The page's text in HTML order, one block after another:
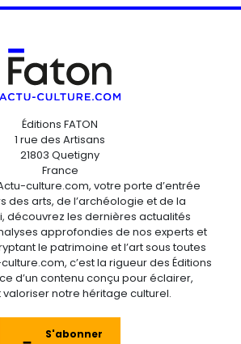
Éditions FATON
1 rue des Artisans
21803 Quetigny
France
culture.com, votre porte d’entrée
des arts, de l’archéologie et de la
découvrez les dernières actualités
approfondies de nos experts et
le patrimoine et l’art sous toutes
c’est la rigueur des Éditions
d’un contenu conçu pour éclairer,
valoriser notre héritage culturel.
S'abonner